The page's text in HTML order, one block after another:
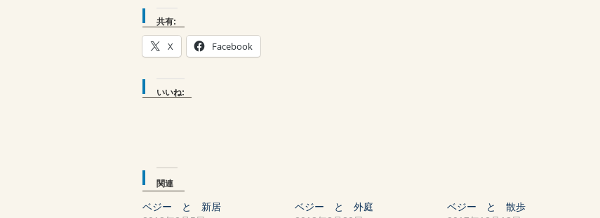
共有:
X Facebook
いいね:
関連
ベジー と 新居
ベジー と 外庭
ベジー と 散歩